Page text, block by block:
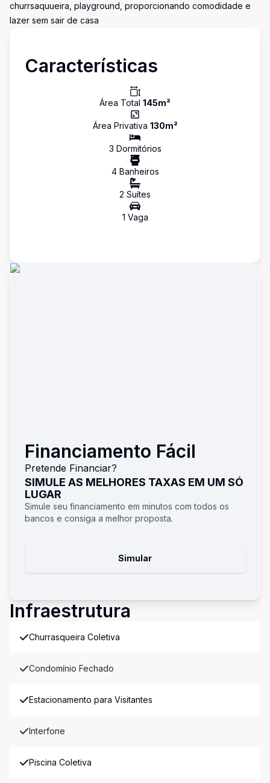
churrsaquueira, playground, proporcionando comodidade e
lazer sem sair de casa
Características
Área Total 145m²
Área Privativa 130m²
3 Dormitórios
4Banheiros
2 Suítes
1 Vaga
Financiamento Fácil
Pretende Financiar?
SIMULE AS MELHORES TAXAS EM UM SÓ
LUGAR
Simule seu financiamento em minutos com todos os
bancos e consiga a melhor proposta.
Simular
Infraestrutura
Churrasqueira Coletiva
Condomínio Fechado
Estacionamento para Visitantes
Interfone
Piscina Coletiva